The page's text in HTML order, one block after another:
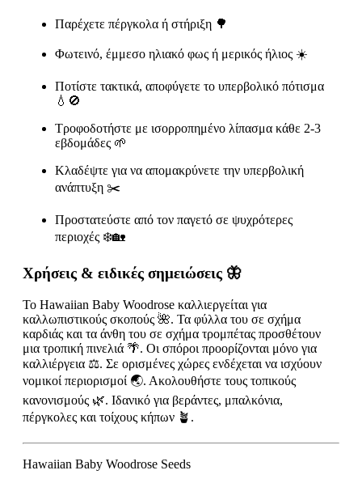
Παρέχετε πέργκολα ή στήριξη 🌳
Φωτεινό, έμμεσο ηλιακό φως ή μερικός ήλιος ☀️
Ποτίστε τακτικά, αποφύγετε το υπερβολικό πότισμα
💧🚫
Τροφοδοτήστε με ισορροπημένο λίπασμα κάθε 2-3
εβδομάδες 🌱
Κλαδέψτε για να απομακρύνετε την υπερβολική
ανάπτυξη ✂️
Προστατεύστε από τον παγετό σε ψυχρότερες
περιοχές ❄️🏡
Χρήσεις & ειδικές σημειώσεις 🦋
Το Hawaiian Baby Woodrose καλλιεργείται για
καλλωπιστικούς σκοπούς 🌺. Τα φύλλα του σε σχήμα
καρδιάς και τα άνθη του σε σχήμα τρομπέτας προσθέτουν
μια τροπική πινελιά 🌴. Οι σπόροι προορίζονται μόνο για
καλλιέργεια ⚖️. Σε ορισμένες χώρες ενδέχεται να ισχύουν
νομικοί περιορισμοί 🌏. Ακολουθήστε τους τοπικούς
κανονισμούς 🌿. Ιδανικό για βεράντες, μπαλκόνια,
πέργκολες και τοίχους κήπων 🪴.
Hawaiian Baby Woodrose Seeds